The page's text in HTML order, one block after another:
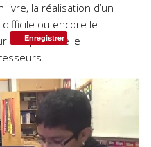
livre, la réalisation d’un
ou encore le
comprendre le
Enregistrer